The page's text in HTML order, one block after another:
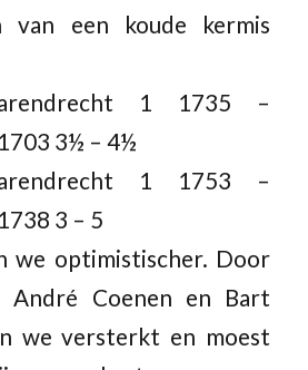
van een koude kermis
1 1735 –
3½ – 4½
1 1753 –
3 – 5
we optimistischer. Door
André Coenen en Bart
we versterkt en moest